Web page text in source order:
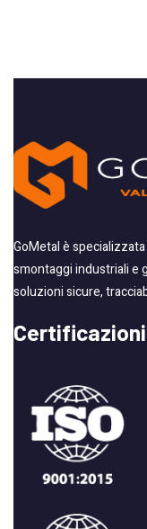
GoMetal è
smontaggi industriali e
soluzioni sicure,
Certificazioni